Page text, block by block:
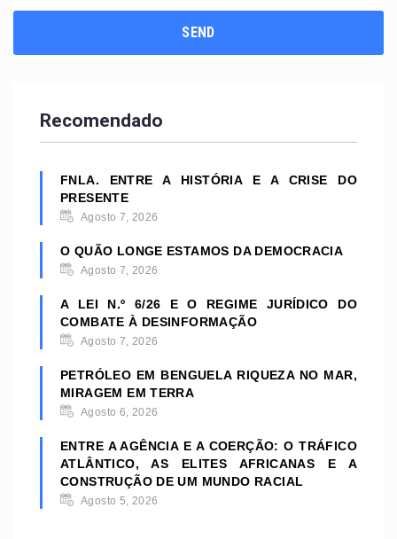
Recomendado
FNLA. ENTRE A HISTÓRIA E A CRISE DO
PRESENTE
Agosto 7, 2026
O QUÃO LONGE ESTAMOS DA DEMOCRACIA
Agosto 7, 2026
A LEI N.º 6/26 E O REGIME JURÍDICO DO
COMBATE À DESINFORMAÇÃO
Agosto 7, 2026
PETRÓLEO EM BENGUELA RIQUEZA NO MAR,
MIRAGEM EM TERRA
Agosto 6, 2026
ENTRE A AGÊNCIA E A COERÇÃO: O TRÁFICO
ATLÂNTICO, AS ELITES AFRICANAS E A
CONSTRUÇÃO DE UM MUNDO RACIAL
Agosto 5, 2026